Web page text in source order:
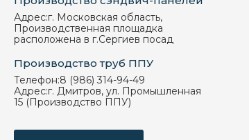
Адрес:г. Московская область,
Производственная площадка
расположена в г.Сергиев посад
Производство труб ППУ
Телефон:8 (986) 314-94-49
Адрес:г. Дмитров, ул. Промышленная
15 (Производство ППУ)